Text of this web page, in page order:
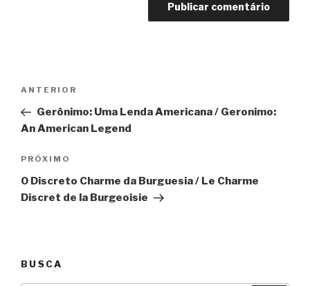
Post
Anterior
ANTERIOR
Gerônimo: Uma Lenda Americana / Geronimo:
An American Legend
Próximo
PRÓXIMO
O Discreto Charme da Burguesia / Le Charme
Discret de la Burgeoisie
BUSCA